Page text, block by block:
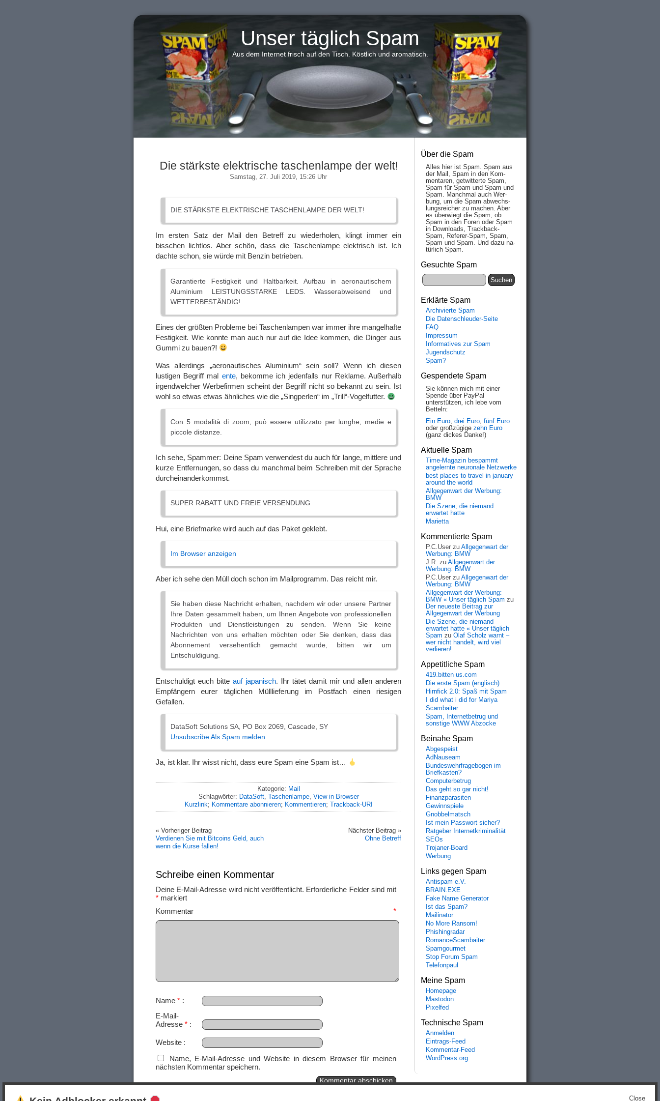
Unser täglich Spam
Aus dem Internet frisch auf den Tisch. Köstlich und aromatisch.
Die stärkste elektrische taschenlampe der welt!
Samstag, 27. Juli 2019, 15:26 Uhr
DIE STÄRKSTE ELEKTRISCHE TASCHENLAMPE DER WELT!
Im ersten Satz der Mail den Betreff zu wiederholen, klingt immer ein
bisschen lichtlos. Aber schön, dass die Taschenlampe elektrisch ist. Ich
dachte schon, sie würde mit Benzin betrieben.
Garantierte Festigkeit und Haltbarkeit. Aufbau in aeronautischem
Aluminium LEISTUNGSSTARKE LEDS. Wasserabweisend und
WETTERBESTÄNDIG!
Eines der größten Probleme bei Taschenlampen war immer ihre mangelhafte
Festigkeit. Wie konnte man auch nur auf die Idee kommen, die Dinger aus
Gummi zu bauen?!
Was allerdings „aeronautisches Aluminium“ sein soll? Wenn ich diesen
lustigen Begriff mal ente, bekomme ich jedenfalls nur Reklame. Außerhalb
irgendwelcher Werbefirmen scheint der Begriff nicht so bekannt zu sein. Ist
wohl so etwas etwas ähnliches wie die „Singperlen“ im „Trill“-Vogelfutter.
Con 5 modalità di zoom, può essere utilizzato per lunghe, medie e
piccole distanze.
Ich sehe, Spammer: Deine Spam verwendest du auch für lange, mittlere und
kurze Entfernungen, so dass du manchmal beim Schreiben mit der Sprache
durcheinanderkommst.
SUPER RABATT UND FREIE VERSENDUNG
Hui, eine Briefmarke wird auch auf das Paket geklebt.
Im Browser anzeigen
Aber ich sehe den Müll doch schon im Mailprogramm. Das reicht mir.
Sie haben diese Nachricht erhalten, nachdem wir oder unsere Partner
Ihre Daten gesammelt haben, um Ihnen Angebote von professionellen
Produkten und Dienstleistungen zu senden. Wenn Sie keine
Nachrichten von uns erhalten möchten oder Sie denken, dass das
Abonnement versehentlich gemacht wurde, bitten wir um
Entschuldigung.
Entschuldigt euch bitte auf japanisch. Ihr tätet damit mir und allen anderen
Empfängern eurer täglichen Mülllieferung im Postfach einen riesigen
Gefallen.
DataSoft Solutions SA, PO Box 2069, Cascade, SY
UnsubscribeAls Spam melden
Ja, ist klar. Ihr wisst nicht, dass eure Spam eine Spam ist…
Kategorie: Mail
Schlagwörter: DataSoft, Taschenlampe, View in Browser
Kurzlink; Kommentare abonnieren; Kommentieren; Trackback-URI
« Vorheriger Beitrag
Verdienen Sie mit Bitcoins Geld, auch
wenn die Kurse fallen!
Nächster Beitrag »
Ohne Betreff
Schreibe einen Kommentar
Deine E-Mail-Adresse wird nicht veröffentlicht. Erforderliche Felder sind mit
* markiert
Kommentar *
Name *
E-Mail-
Adresse *
Website
Name, E-Mail-Adresse und Website in diesem Browser für meinen
nächsten Kommentar speichern.
Über die Spam
Alles hier ist Spam. Spam aus
der Mail, Spam in den Kom­
men­taren, ge­twit­ter­te Spam,
Spam für Spam und Spam und
Spam. Manch­mal auch Wer­
bung, um die Spam ab­wechs­
lungs­reich­er zu mach­en. Aber
es über­wiegt die Spam, ob
Spam in den Fo­ren oder Spam
in Down­loads, Track­back-
Spam, Re­fe­rer-Spam, Spam,
Spam und Spam. Und da­zu na­
tür­lich Spam.
Gesuchte Spam
Erklärte Spam
Archivierte Spam
Die Datenschleuder-Seite
FAQ
Impressum
Informatives zur Spam
Jugendschutz
Spam?
Gespendete Spam
Sie können mich mit einer
Spende über PayPal
unterstützen, ich lebe vom
Betteln:
Ein Euro, drei Euro, fünf Euro
oder großzügige zehn Euro
(ganz dickes Danke!)
Aktuelle Spam
Time-Magazin bespammt
angelernte neuronale Netzwerke
best places to travel in january
around the world
Allgegenwart der Werbung:
BMW
Die Szene, die niemand
erwartet hatte
Marietta
Kommentierte Spam
P.C.User zu Allgegenwart der
Werbung: BMW
J.R. zu Allgegenwart der
Werbung: BMW
P.C.User zu Allgegenwart der
Werbung: BMW
Allgegenwart der Werbung:
BMW « Unser täglich Spam zu
Der neueste Beitrag zur
Allgegenwart der Werbung
Die Szene, die niemand
erwartet hatte « Unser täglich
Spam zu Olaf Scholz warnt –
wer nicht handelt, wird viel
verlieren!
Appetitliche Spam
419.bitten us.com
Die erste Spam (englisch)
Hirnfick 2.0: Spaß mit Spam
I did what i did for Mariya
Scambaiter
Spam, Internetbetrug und
sonstige WWW Abzocke
Beinahe Spam
Abgespeist
AdNauseam
Bundeswehrfragebogen im
Briefkasten?
Computerbetrug
Das geht so gar nicht!
Finanzparasiten
Gewinnspiele
Gnobbelmatsch
Ist mein Passwort sicher?
Ratgeber Internetkriminalität
SEOs
Trojaner-Board
Werbung
Links gegen Spam
Antispam e.V.
BRAIN.EXE
Fake Name Generator
Ist das Spam?
Mailinator
No More Ransom!
Phishingradar
RomanceScambaiter
Spamgourmet
Stop Forum Spam
Telefonpaul
Meine Spam
Homepage
Mastodon
Pixelfed
Technische Spam
Anmelden
Eintrags-Feed
Kommentar-Feed
WordPress.org
Close